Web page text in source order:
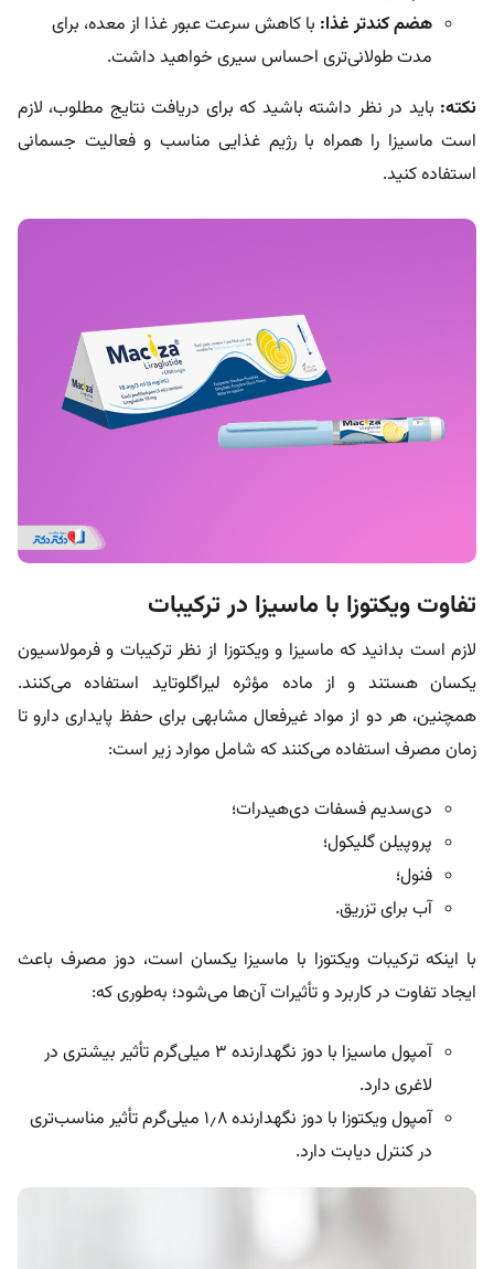
هضم کندتر غذا: با کاهش سرعت عبور غذا از معده، برای
مدت طولانی‌تری احساس سیری خواهید داشت.
نکته: باید در نظر داشته باشید که برای دریافت نتایج مطلوب، لازم
است ماسیزا را همراه با رژیم غذایی مناسب و فعالیت جسمانی
استفاده کنید.
تفاوت ویکتوزا با ماسیزا در ترکیبات
لازم است بدانید که ماسیزا و ویکتوزا از نظر ترکیبات و فرمولاسیون
یکسان هستند و از ماده مؤثره لیراگلوتاید استفاده می‌کنند.
همچنین، هر دو از مواد غیرفعال مشابهی برای حفظ پایداری دارو تا
زمان مصرف استفاده می‌کنند که شامل موارد زیر است:
دی‌سدیم فسفات دی‌هیدرات؛
پروپیلن گلیکول؛
فنول؛
آب برای تزریق.
با اینکه ترکیبات ویکتوزا با ماسیزا یکسان است، دوز مصرف باعث
ایجاد تفاوت در کاربرد و تأثیرات آن‌ها می‌شود؛ به‌طوری که:
آمپول ماسیزا با دوز نگهدارنده ۳ میلی‌گرم تأثیر بیشتری در
لاغری دارد.
آمپول ویکتوزا با دوز نگهدارنده ۱٫۸ میلی‌گرم تأثیر مناسب‌تری
در کنترل دیابت دارد.